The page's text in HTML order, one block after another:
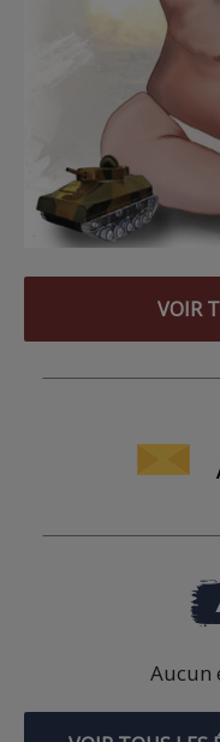
VOIR
Aucun